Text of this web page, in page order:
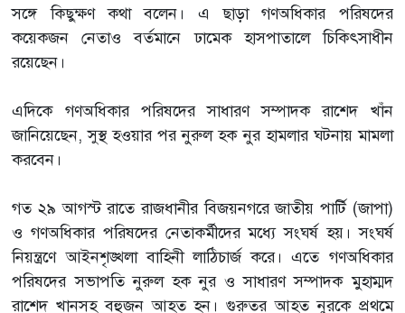
সঙ্গে কিছুক্ষণ কথা বলেন। এ ছাড়া গণঅধিকার পরিষদের
কয়েকজন নেতাও বর্তমানে ঢামেক হাসপাতালে চিকিৎসাধীন
রয়েছেন।
এদিকে গণঅধিকার পরিষদের সাধারণ সম্পাদক রাশেদ খাঁন
জানিয়েছেন, সুস্থ হওয়ার পর নুরুল হক নুর হামলার ঘটনায় মামলা
করবেন।
গত ২৯ আগস্ট রাতে রাজধানীর বিজয়নগরে জাতীয় পার্টি (জাপা)
ও গণঅধিকার পরিষদের নেতাকর্মীদের মধ্যে সংঘর্ষ হয়। সংঘর্ষ
নিয়ন্ত্রণে আইনশৃঙ্খলা বাহিনী লাঠিচার্জ করে। এতে গণঅধিকার
পরিষদের সভাপতি নুরুল হক নুর ও সাধারণ সম্পাদক মুহাম্মদ
রাশেদ খানসহ বহুজন আহত হন। গুরুতর আহত নুরকে প্রথমে